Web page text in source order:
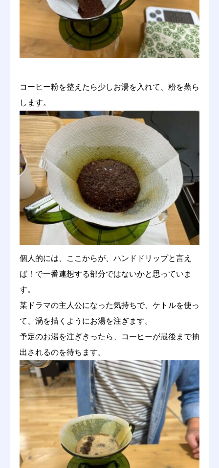
コーヒー粉を整えたら少しお湯を入れて、粉を蒸ら
します。
個人的には、ここからが、ハンドドリップと言え
ば！で一番連想する部分ではないかと思っていま
す。
某ドラマの主人公になった気持ちで、ケトルを使っ
て、渦を描くようにお湯を注ぎます。
予定のお湯を注ぎきったら、コーヒーが最後まで抽
出されるのを待ちます。